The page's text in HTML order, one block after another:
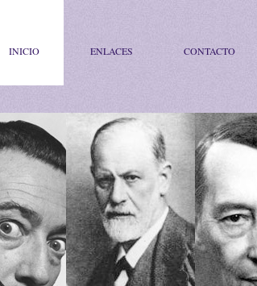
INICIO ENLACES CONTACTO